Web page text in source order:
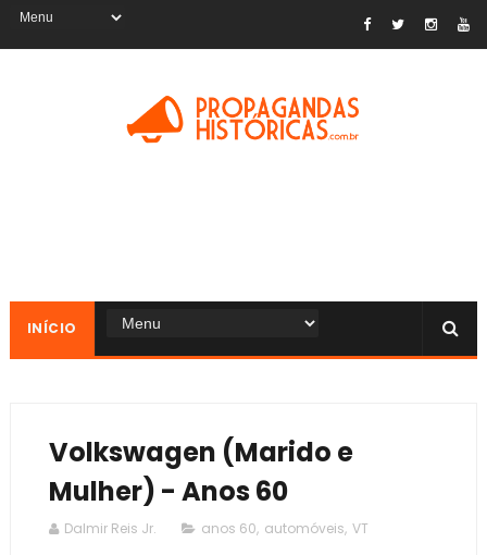
INÍCIO
Volkswagen (Marido e
Mulher) - Anos 60
Dalmir Reis Jr. anos 60, automóveis, VT